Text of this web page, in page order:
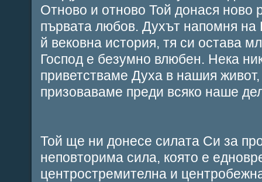
Отново и отново Той донася
първата любов. Духът напомня на
й вековна история, тя си остава
Господ е безумно влюбен. Нека
приветстваме Духа в нашия
призоваваме преди всяко наше
Той ще ни донесе силата Си за
неповторима сила, която е
центростремителна и